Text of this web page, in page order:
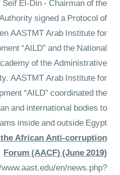
El-Din - Chairman of the
signed a Protocol of
AASTMT Arab Institute for
“AILD” and the National
of the Administrative
AASTMT Arab Institute for
“AILD” coordinated the
and international bodies to
inside and outside Egypt.
African Anti-corruption
Forum (AACF) (June 2019)
en/news.php?